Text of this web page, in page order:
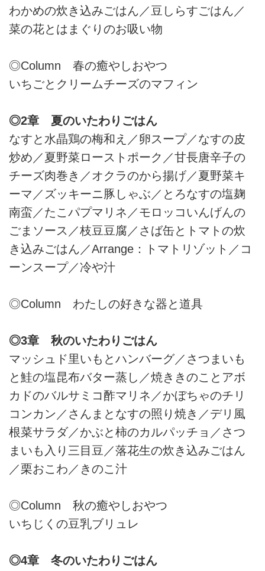
わかめの炊き込みごはん／豆しらすごはん／
菜の花とはまぐりのお吸い物
◎Column 春の癒やしおやつ
いちごとクリームチーズのマフィン
◎2章 夏のいたわりごはん
なすと水晶鶏の梅和え／卵スープ／なすの皮
炒め／夏野菜ローストポーク／甘長唐辛子の
チーズ肉巻き／オクラのから揚げ／夏野菜キ
ーマ／ズッキーニ豚しゃぶ／とろなすの塩麹
南蛮／たこパプマリネ／モロッコいんげんの
ごまソース／枝豆豆腐／さば缶とトマトの炊
き込みごはん／Arrange：トマトリゾット／コ
ーンスープ／冷や汁
◎Column わたしの好きな器と道具
◎3章 秋のいたわりごはん
マッシュド里いもとハンバーグ／さつまいも
と鮭の塩昆布バター蒸し／焼ききのことアボ
カドのバルサミコ酢マリネ／かぼちゃのチリ
コンカン／さんまとなすの照り焼き／デリ風
根菜サラダ／かぶと柿のカルパッチョ／さつ
まいも入り三目豆／落花生の炊き込みごはん
／栗おこわ／きのこ汁
◎Column 秋の癒やしおやつ
いちじくの豆乳ブリュレ
◎4章 冬のいたわりごはん